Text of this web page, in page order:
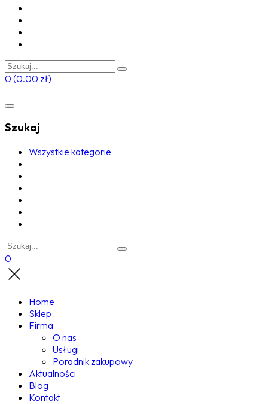
0 (0.00 zł)
Szukaj
Wszystkie kategorie
0
Home
Sklep
Firma
O nas
Usługi
Poradnik zakupowy
Aktualności
Blog
Kontakt